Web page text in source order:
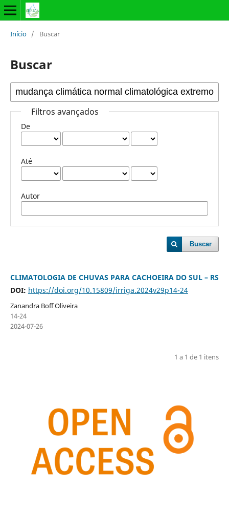
Início / Buscar
Buscar
Filtros avançados
De
Até
Autor
Buscar
CLIMATOLOGIA DE CHUVAS PARA CACHOEIRA DO SUL – RS
DOI: https://doi.org/10.15809/irriga.2024v29p14-24
Zanandra Boff Oliveira
14-24
2024-07-26
1 a 1 de 1 itens